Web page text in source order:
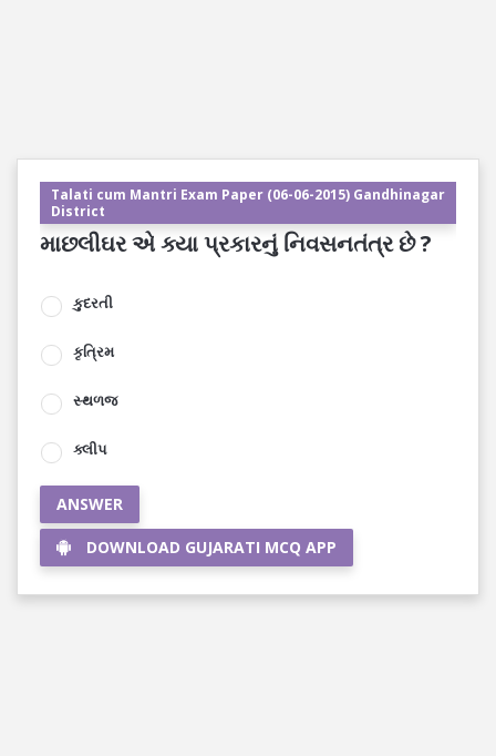
Talati cum Mantri Exam Paper (06-06-2015) Gandhinagar
District
માછલીઘર એ ક્યા પ્રકારનું નિવસનતંત્ર છે ?
કુદરતી
કૃત્રિમ
સ્થળજ
ક્લીપ
ANSWER
DOWNLOAD GUJARATI MCQ APP